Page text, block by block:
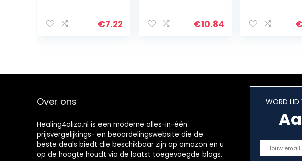
€7.22
€10.84
muntsmaak,€
Over ons
Healing4aliza.nl is een moderne alles-in-één
prijsvergelijkings- en beoordelingswebsite die de
beste deals biedt die beschikbaar zijn op amazon en u
op de hoogte houdt via de laatst toegevoegde blogs.
WORD LID